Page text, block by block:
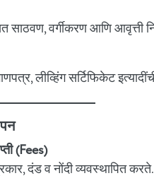
साठवण, वर्गीकरण आणि आवृत्ती
लीव्हिंग सर्टिफिकेट
(Fees)
दंड व नोंदी व्यवस्थापित